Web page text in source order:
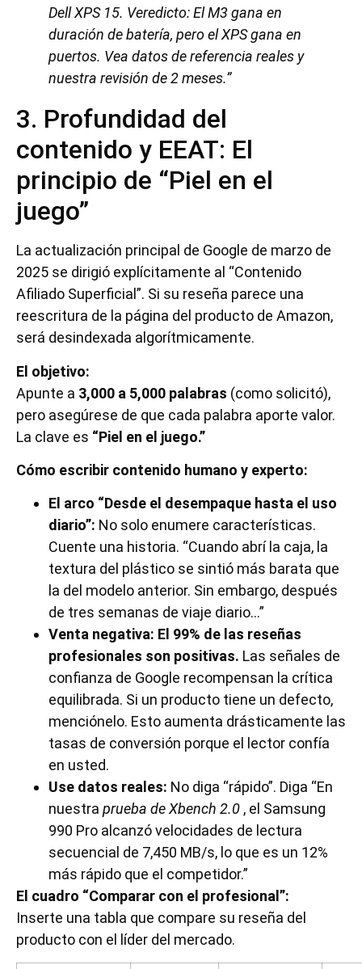
Dell XPS 15. Veredicto: El M3 gana en
duración de batería, pero el XPS gana en
puertos. Vea datos de referencia reales y
nuestra revisión de 2 meses.”
3. Profundidad del
contenido y EEAT: El
principio de “Piel en el
juego”
La actualización principal de Google de marzo de
2025 se dirigió explícitamente al “Contenido
Afiliado Superficial”. Si su reseña parece una
reescritura de la página del producto de Amazon,
será desindexada algorítmicamente.
El objetivo:
Apunte a 3,000 a 5,000 palabras (como solicitó),
pero asegúrese de que cada palabra aporte valor.
La clave es “Piel en el juego.”
Cómo escribir contenido humano y experto:
El arco “Desde el desempaque hasta el uso
diario”: No solo enumere características.
Cuente una historia. “Cuando abrí la caja, la
textura del plástico se sintió más barata que
la del modelo anterior. Sin embargo, después
de tres semanas de viaje diario…”
Venta negativa: El 99% de las reseñas
profesionales son positivas. Las señales de
confianza de Google recompensan la crítica
equilibrada. Si un producto tiene un defecto,
menciónelo. Esto aumenta drásticamente las
tasas de conversión porque el lector confía
en usted.
Use datos reales: No diga “rápido”. Diga “En
nuestra prueba de Xbench 2.0 , el Samsung
990 Pro alcanzó velocidades de lectura
secuencial de 7,450 MB/s, lo que es un 12%
más rápido que el competidor.”
El cuadro “Comparar con el profesional”:
Inserte una tabla que compare su reseña del
producto con el líder del mercado.